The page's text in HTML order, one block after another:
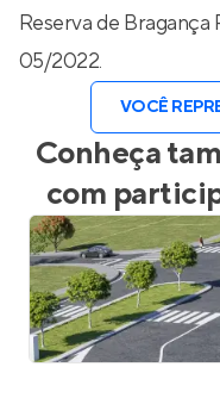
Reserva de Bragança
05/2022.
VOCÊ
Conheça
com